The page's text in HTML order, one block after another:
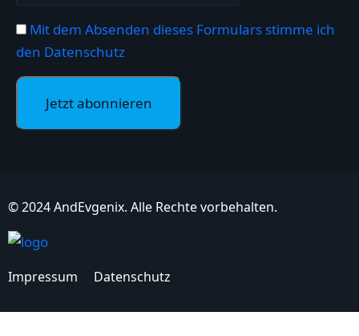
Mit dem Absenden dieses Formulars stimme ich
den Datenschutz
©2024AndEvgenix. Alle Rechte vorbehalten.
Impressum Datenschutz